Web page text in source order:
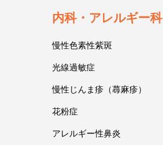
内科・アレルギー科
慢性色素性紫斑
光線過敏症
慢性じんま疹（蕁麻疹）
花粉症
アレルギー性鼻炎